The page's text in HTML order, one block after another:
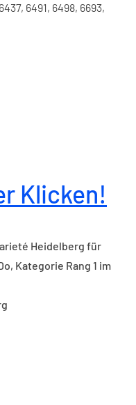
6491, 6498, 6693,
Klicken!
Heidelberg für
Kategorie Rang 1 im